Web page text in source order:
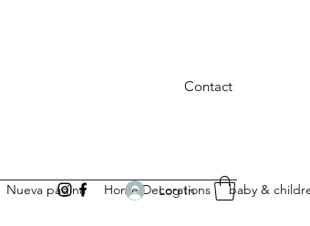
Contact
Nueva página Home Decorations baby &
Log In